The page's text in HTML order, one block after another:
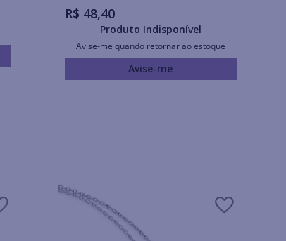
R$ 48,40
Produto Indisponível
Avise-me quando retornar ao estoque
Avise-me